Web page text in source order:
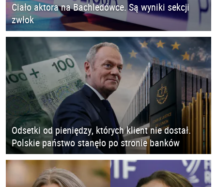
Ciało aktora na Bachledówce. Są wyniki sekcji
zwłok
Odsetki od pieniędzy, których klient nie dostał.
Polskie państwo stanęło po stronie banków